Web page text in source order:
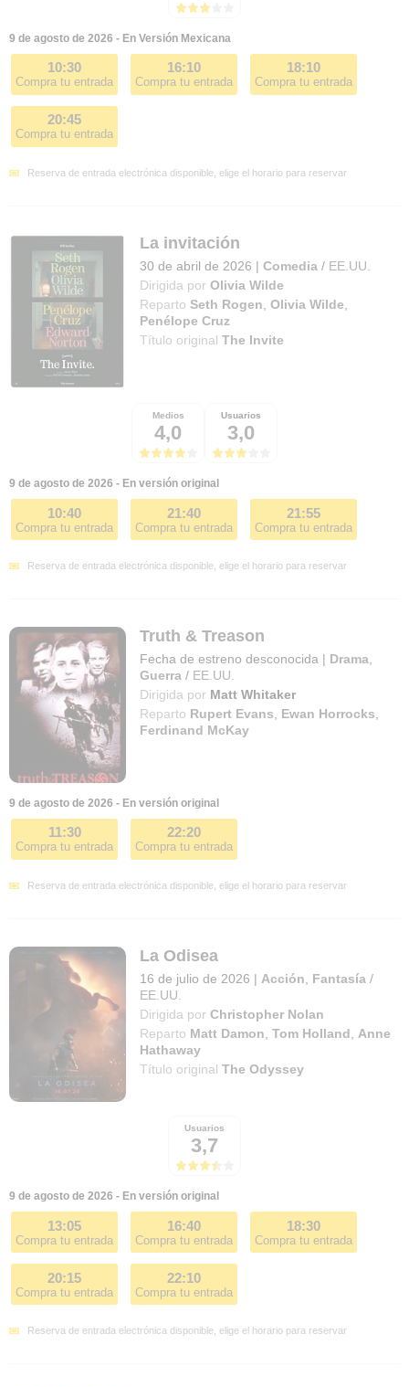
9 de agosto de 2026 - En Versión Mexicana
10:30
Compra tu entrada
16:10
Compra tu entrada
18:10
Compra tu entrada
20:45
Compra tu entrada
Reserva de entrada electrónica disponible, elige el horario para reservar
La invitación
30 de abril de 2026 | Comedia / EE.UU.
Dirigida por Olivia Wilde
Reparto Seth Rogen ,Olivia Wilde
Penélope Cruz
Título originalThe Invite
Medios
4,0
Usuarios
3,0
9 de agosto de 2026 - En versión original
10:40
Compra tu entrada
21:40
Compra tu entrada
21:55
Compra tu entrada
Reserva de entrada electrónica disponible, elige el horario para reservar
Truth & Treason
Fecha de estreno desconocida | Drama
Guerra / EE.UU.
Dirigida por Matt Whitaker
Reparto Rupert Evans Ewan Horrocks
Ferdinand McKay
9 de agosto de 2026 - En versión original
11:30
Compra tu entrada
22:20
Compra tu entrada
Reserva de entrada electrónica disponible, elige el horario para reservar
La Odisea
16 de julio de 2026 | Acción Fantasía /
EE.UU.
Dirigida por Christopher Nolan
Reparto Matt Damon ,Tom Holland
Anne
Hathaway
Título originalThe Odyssey
Usuarios
3,7
9 de agosto de 2026 - En versión original
13:05
Compra tu entrada
16:40
Compra tu entrada
18:30
Compra tu entrada
20:15
Compra tu entrada
22:10
Compra tu entrada
Reserva de entrada electrónica disponible, elige el horario para reservar